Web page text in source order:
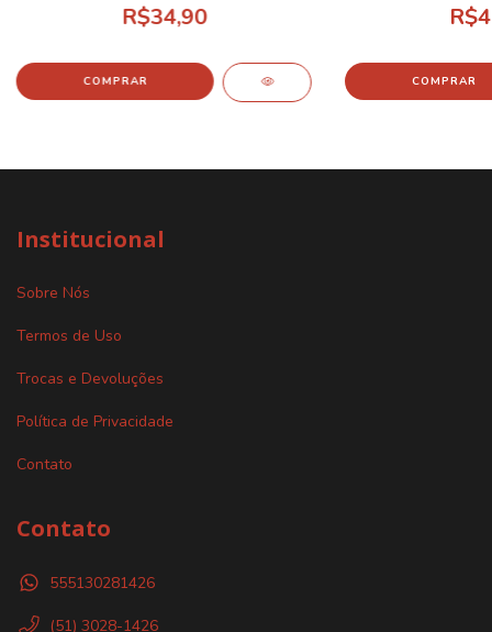
R$34,90
Institucional
Sobre Nós
Termos de Uso
Trocas e Devoluções
Política de Privacidade
Contato
Contato
555130281426
(51) 3028-1426